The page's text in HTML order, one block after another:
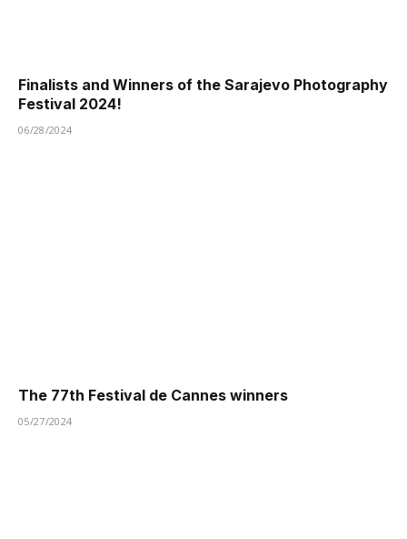
Finalists and Winners of the Sarajevo Photography
Festival 2024!
06/28/2024
The 77th Festival de Cannes winners
05/27/2024